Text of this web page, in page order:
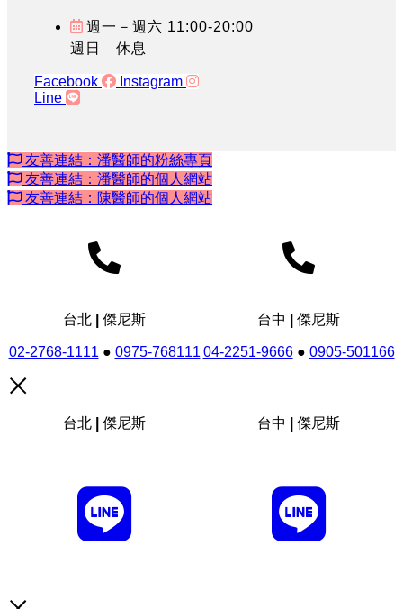
週一－週六 11:00-20:00
週日 休息
Facebook
Instagram
Line
友善連結：潘醫師的粉絲專頁
友善連結：潘醫師的個人網站
友善連結：陳醫師的個人網站
台北 | 傑尼斯
02-2768-1111 ● 0975-768111
台中 | 傑尼斯
04-2251-9666● 0905-501166
台北 | 傑尼斯 台中 | 傑尼斯